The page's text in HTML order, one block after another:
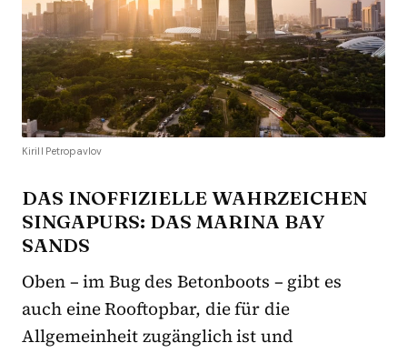
Kirill Petropavlov
DAS INOFFIZIELLE WAHRZEICHEN
SINGAPURS: DAS MARINA BAY
SANDS
Oben – im Bug des Betonboots – gibt es
auch eine Rooftopbar, die für die
Allgemeinheit zugänglich ist und